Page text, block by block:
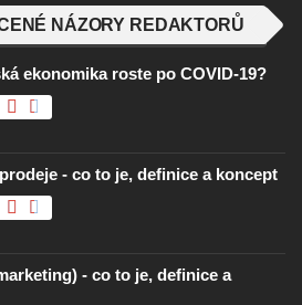
NÁZORY REDAKTORŮ
ekonomika roste po COVID-19?
- co to je, definice a koncept
- co to je, definice a